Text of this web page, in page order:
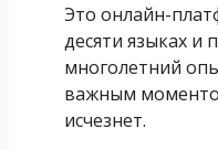
Это онлайн-
десяти языках
многолетний
важным
исчезнет.